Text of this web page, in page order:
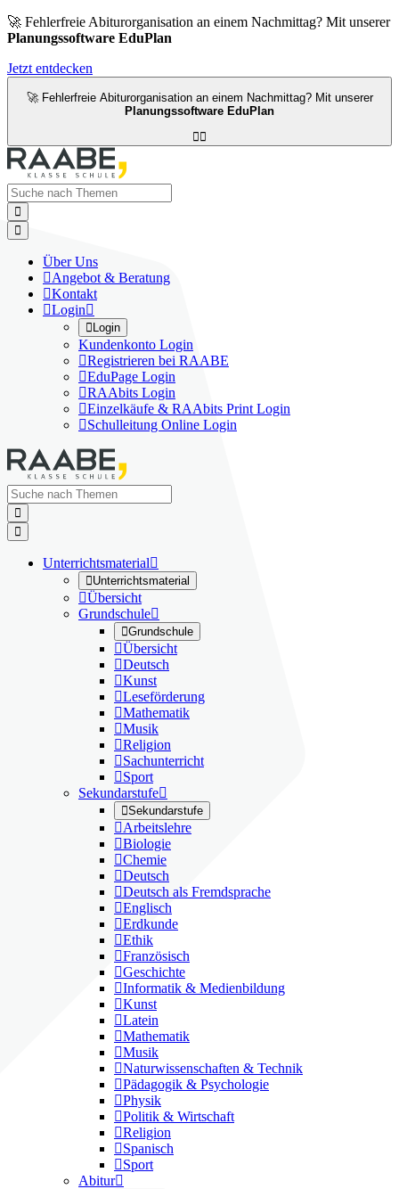
🚀 Fehlerfreie Abiturorganisation an einem Nachmittag? Mit unserer
Planungssoftware EduPlan
Jetzt entdecken
🚀 Fehlerfreie Abiturorganisation an einem Nachmittag? Mit unserer
Planungssoftware EduPlan



Über Uns
Angebot & Beratung
Kontakt
Login
Login
Kundenkonto Login
Registrieren bei RAABE
EduPage Login
RAAbits Login
Einzelkäufe & RAAbits Print Login
Schulleitung Online Login


Unterrichtsmaterial
Unterrichtsmaterial
Übersicht
Grundschule
Grundschule
Übersicht
Deutsch
Kunst
Leseförderung
Mathematik
Musik
Religion
Sachunterricht
Sport
Sekundarstufe
Sekundarstufe
Arbeitslehre
Biologie
Chemie
Deutsch
Deutsch als Fremdsprache
Englisch
Erdkunde
Ethik
Französisch
Geschichte
Informatik & Medienbildung
Kunst
Latein
Mathematik
Musik
Naturwissenschaften & Technik
Pädagogik & Psychologie
Physik
Politik & Wirtschaft
Religion
Spanisch
Sport
Abitur